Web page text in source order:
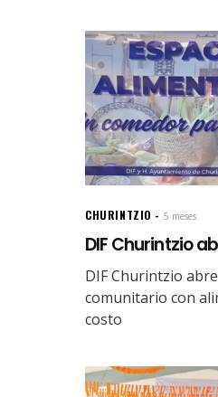
CHURINTZIO 5 meses.
DIF Churintzio
DIF Churintzio
comunitario con
costo